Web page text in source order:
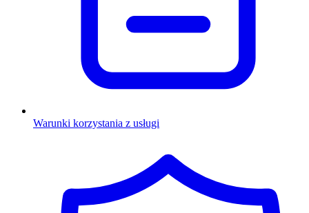
Warunki korzystania z usługi